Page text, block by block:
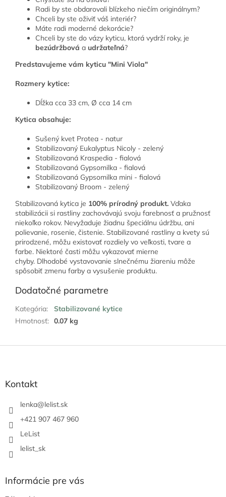
Radi by ste obdarovali blízkeho niečím originálnym?
Chceli by ste oživiť váš interiér?
Máte radi moderné dekorácie?
Chceli by ste do vázy kyticu, ktorá vydrží roky, je
bezúdržbová a udržateľná?
Predstavujeme vám kyticu "Mini Viola"
Rozmery kytice:
Dĺžka cca 33 cm, Ø cca 14 cm
Kytica obsahuje:
Sušený kvet Protea - natur
Stabilizovaný Eukalyptus Nicoly - zelený
Stabilizovaná Kraspedia - fialová
Stabilizovaná Gypsomilka - fialová
Stabilizovaná Gypsomilka mini - fialová
Stabilizovaný Broom - zelený
Stabilizovaná kytica je 100% prírodný produkt. Vďaka
stabilizácii si rastliny zachovávajú svoju farebnosť a pružnosť
niekoľko rokov. Nevyžaduje žiadnu špeciálnu údržbu, ani
polievanie, rosenie, čistenie. Stabilizované rastliny a kvety sú
prirodzené, môžu existovať rozdiely vo veľkosti, tvare a
farbe. Niektoré časti môžu vykazovať mierne
chyby. Dlhodobé vystavovanie slnečnému žiareniu môže
spôsobiť zmenu farby a vysušenie produktu.
Dodatočné parametre
Kategória:
Stabilizované kytice
Hmotnosť: 0.07 kg
Kontakt
lenka@lelist.sk
+421 907 467 960
LeList
lelist_sk
Informácie pre vás